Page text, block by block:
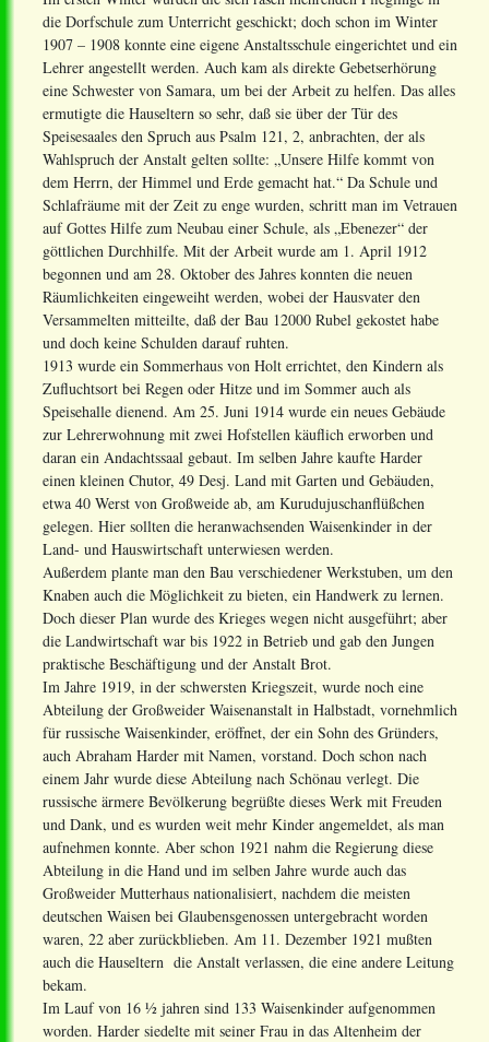
die Dorfschule zum Unterricht geschickt; doch schon im Winter
1907 – 1908 konnte eine eigene Anstaltsschule eingerichtet und ein
Lehrer angestellt werden. Auch kam als direkte Gebetserhörung
eine Schwester von Samara, um bei der Arbeit zu helfen. Das alles
ermutigte die Hauseltern so sehr, daß sie über der Tür des
Speisesaales den Spruch aus Psalm 121, 2, anbrachten, der als
Wahlspruch der Anstalt gelten sollte: „Unsere Hilfe kommt von
dem Herrn, der Himmel und Erde gemacht hat.“ Da Schule und
Schlafräume mit der Zeit zu enge wurden, schritt man im Vetrauen
auf Gottes Hilfe zum Neubau einer Schule, als „Ebenezer“ der
göttlichen Durchhilfe. Mit der Arbeit wurde am 1. April 1912
begonnen und am 28. Oktober des Jahres konnten die neuen
Räumlichkeiten eingeweiht werden, wobei der Hausvater den
Versammelten mitteilte, daß der Bau 12000 Rubel gekostet habe
und doch keine Schulden darauf ruhten.
1913 wurde ein Sommerhaus von Holt errichtet, den Kindern als
Zufluchtsort bei Regen oder Hitze und im Sommer auch als
Speisehalle dienend. Am 25. Juni 1914 wurde ein neues Gebäude
zur Lehrerwohnung mit zwei Hofstellen käuflich erworben und
daran ein Andachtssaal gebaut. Im selben Jahre kaufte Harder
einen kleinen Chutor, 49 Desj. Land mit Garten und Gebäuden,
etwa 40 Werst von Großweide ab, am Kurudujuschanflüßchen
gelegen. Hier sollten die heranwachsenden Waisenkinder in der
Land- und Hauswirtschaft unterwiesen werden.
Außerdem plante man den Bau verschiedener Werkstuben, um den
Knaben auch die Möglichkeit zu bieten, ein Handwerk zu lernen.
Doch dieser Plan wurde des Krieges wegen nicht ausgeführt; aber
die Landwirtschaft war bis 1922 in Betrieb und gab den Jungen
praktische Beschäftigung und der Anstalt Brot.
Im Jahre 1919, in der schwersten Kriegszeit, wurde noch eine
Abteilung der Großweider Waisenanstalt in Halbstadt, vornehmlich
für russische Waisenkinder, eröffnet, der ein Sohn des Gründers,
auch Abraham Harder mit Namen, vorstand. Doch schon nach
einem Jahr wurde diese Abteilung nach Schönau verlegt. Die
russische ärmere Bevölkerung begrüßte dieses Werk mit Freuden
und Dank, und es wurden weit mehr Kinder angemeldet, als man
aufnehmen konnte. Aber schon 1921 nahm die Regierung diese
Abteilung in die Hand und im selben Jahre wurde auch das
Großweider Mutterhaus nationalisiert, nachdem die meisten
deutschen Waisen bei Glaubensgenossen untergebracht worden
waren, 22 aber zurückblieben. Am 11. Dezember 1921 mußten
auch die Hauseltern die Anstalt verlassen, die eine andere Leitung
bekam.
Im Lauf von 16 ½ jahren sind 133 Waisenkinder aufgenommen
worden. Harder siedelte mit seiner Frau in das Altenheim der